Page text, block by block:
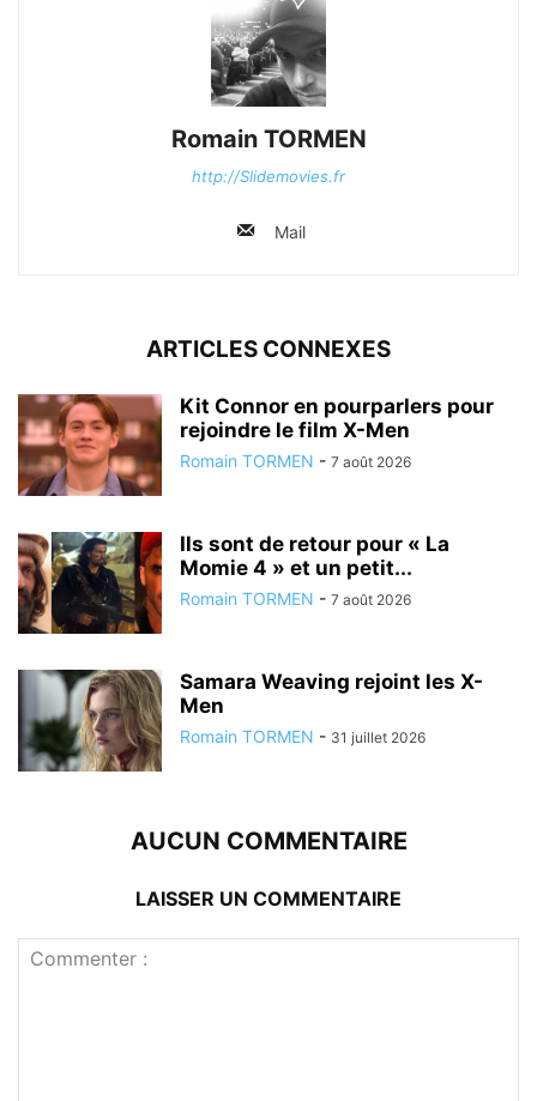
Romain TORMEN
http://Slidemovies.fr
Mail
ARTICLES CONNEXES
Kit Connor en pourparlers pour
rejoindre le film X-Men
Romain TORMEN - 7 août 2026
Ils sont de retour pour « La
Momie 4 » et un petit...
Romain TORMEN - 7 août 2026
Samara Weaving rejoint les X-
Men
Romain TORMEN - 31 juillet 2026
AUCUN COMMENTAIRE
LAISSER UN COMMENTAIRE